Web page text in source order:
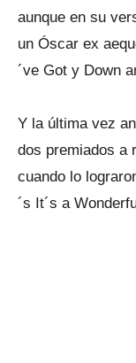
aunque en su
un Óscar ex
´ve Got y Down
Y la última vez
dos premiados a
cuando lo
´s It´s a